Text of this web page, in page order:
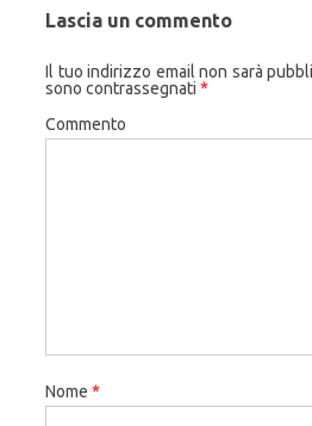
Lascia un commento
Il tuo indirizzo email non sarà
sono contrassegnati *
Commento
Nome *